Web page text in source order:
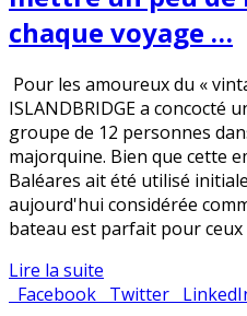
chaque voyage …
Pour les amoureux du «
ISLANDBRIDGE a concocté
groupe de 12 personnes
majorquine. Bien que cette
Baléares ait été utilisé
aujourd'hui considérée
bateau est parfait pour ceux
Lire la suite
Facebook Twitter